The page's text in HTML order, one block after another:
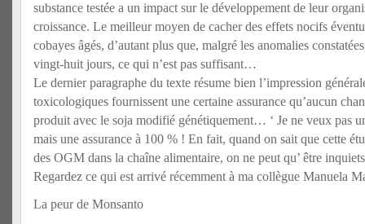
substance testée a un impact sur le développement de leur
croissance. Le meilleur moyen de cacher des effets nocifs
cobayes âgés, d’autant plus que, malgré les anomalies
vingt-huit jours, ce qui n’est pas suffisant…
Le dernier paragraphe du texte résume bien l’impression
toxicologiques fournissent une certaine assurance qu’aucun
produit avec le soja modifié génétiquement… ‘ Je ne veux pas
mais une assurance à 100 % ! En fait, quand on sait que cette
des OGM dans la chaîne alimentaire, on ne peut qu’ être
Regardez ce qui est arrivé récemment à ma collègue Manuela
La peur de Monsanto